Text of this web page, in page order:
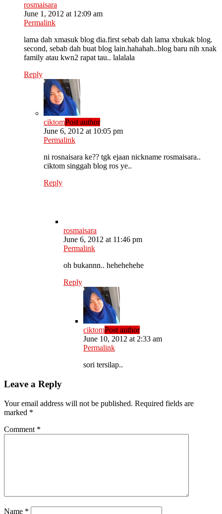
rosmaisara
June 1, 2012 at 12:09 am
Permalink
lama dah xmasuk blog dia.first sebab dah lama xbukak blog.
second, sebab dah buat blog lain.hahahah..blog baru nih xnak
family atau kwn2 rapat tau.. lalalala
Reply
ciktomPost author
June 6, 2012 at 10:05 pm
Permalink
ni rosnaisara ke?? tgk ejaan nickname rosmaisara..
ciktom singgah blog ros ye..
Reply
rosmaisara
June 6, 2012 at 11:46 pm
Permalink
oh bukannn.. hehehehehe
Reply
ciktomPost author
June 10, 2012 at 2:33 am
Permalink
sori tersilap..
Leave a Reply
Your email address will not be published. Required fields are
marked *
Comment *
Name *